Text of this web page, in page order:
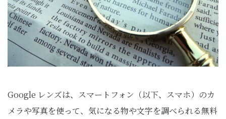
Google レンズは、スマートフォン（以下、スマホ）のカ
メラや写真を使って、気になる物や文字を調べられる無料